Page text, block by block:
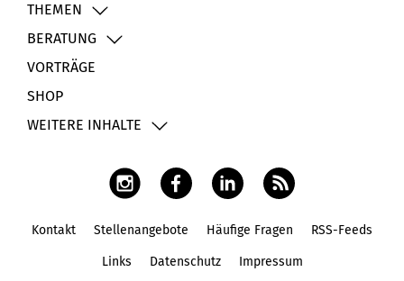
THEMEN
BERATUNG
VORTRÄGE
SHOP
WEITERE INHALTE
Kontakt Stellenangebote Häufige Fragen RSS-Feeds
Links Datenschutz Impressum